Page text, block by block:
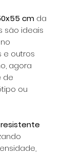
cm da
são ideais
e outros
agora
de
ou